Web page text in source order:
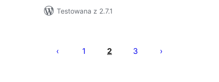
Testowana z 2.7.1
wpisów
1 2 3